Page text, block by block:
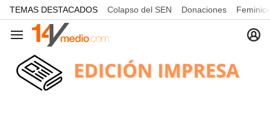
common.go-to-content
TEMAS DESTACADOS Colapso del SEN Donaciones
Navegación